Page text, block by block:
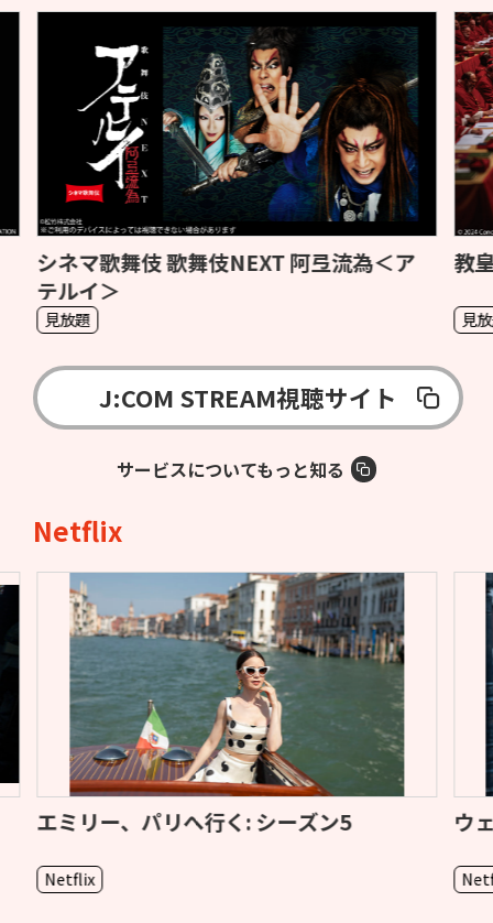
教皇選挙
見放題 見
J:COM STREAM視聴サイト
サービスについてもっと知る
Netflix
ウェンズデー: シーズン2 パート1
Netflix
イ